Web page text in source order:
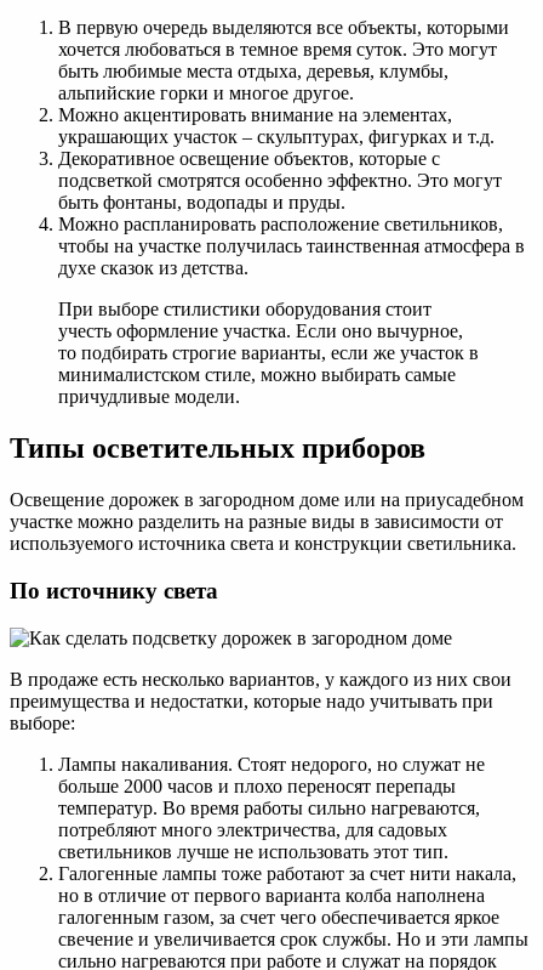
В первую очередь выделяются все объекты, которыми
хочется любоваться в темное время суток. Это могут
быть любимые места отдыха, деревья, клумбы,
альпийские горки и многое другое.
Можно акцентировать внимание на элементах,
украшающих участок – скульптурах, фигурках и т.д.
Декоративное освещение объектов, которые с
подсветкой смотрятся особенно эффектно. Это могут
быть фонтаны, водопады и пруды.
Можно распланировать расположение светильников,
чтобы на участке получилась таинственная атмосфера в
духе сказок из детства.
При выборе стилистики оборудования стоит
учесть оформление участка. Если оно вычурное,
то подбирать строгие варианты, если же участок в
минималистском стиле, можно выбирать самые
причудливые модели.
Типы осветительных приборов
Освещение дорожек в загородном доме или на приусадебном
участке можно разделить на разные виды в зависимости от
используемого источника света и конструкции светильника.
По источнику света
В продаже есть несколько вариантов, у каждого из них свои
преимущества и недостатки, которые надо учитывать при
выборе:
Лампы накаливания. Стоят недорого, но служат не
больше 2000 часов и плохо переносят перепады
температур. Во время работы сильно нагреваются,
потребляют много электричества, для садовых
светильников лучше не использовать этот тип.
Галогенные лампы тоже работают за счет нити накала,
но в отличие от первого варианта колба наполнена
галогенным газом, за счет чего обеспечивается яркое
свечение и увеличивается срок службы. Но и эти лампы
сильно нагреваются при работе и служат на порядок